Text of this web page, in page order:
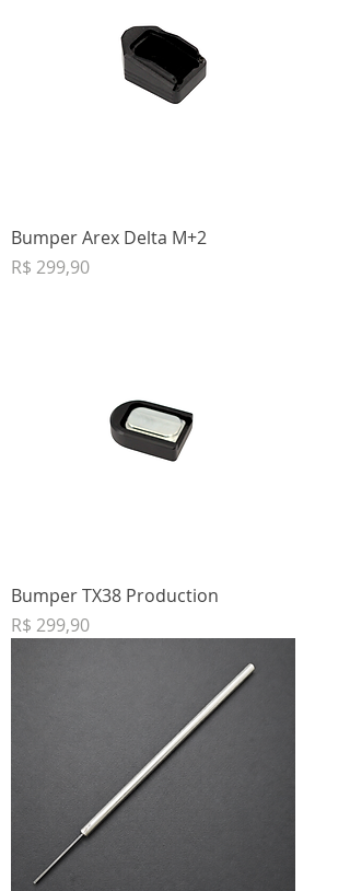
Bumper Arex Delta M+2
Preço
R$ 299,90
Bumper TX38 Production
Preço
R$ 299,90